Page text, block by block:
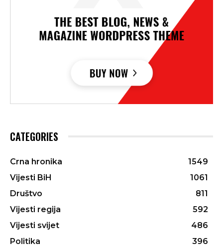
CATEGORIES
Crna hronika
1549
Vijesti BiH
1061
Društvo
811
Vijesti regija
592
Vijesti svijet
486
Politika
396